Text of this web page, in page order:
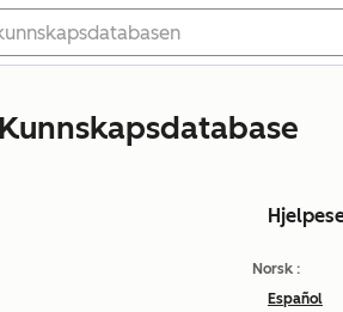
Kunnskapsdatabase
Norsk :
Español